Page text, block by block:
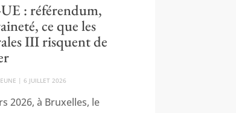
UE : référendum,
ce que les
III risquent de
| 6 JUILLET 2026
2026, à Bruxelles, le